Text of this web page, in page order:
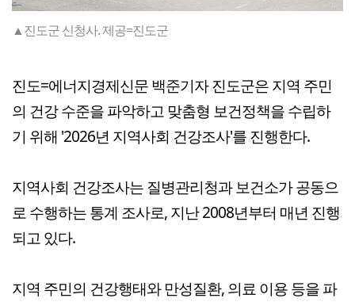
▲진도군 신청사. 제공=진도군
진도=에너지경제신문 백준기자 진도군은 지역 주민
의 건강 수준을 파악하고 맞춤형 보건정책을 수립하
기 위해 '2026년 지역사회 건강조사'를 진행한다.
지역사회 건강조사는 질병관리청과 보건소가 공동으
로 수행하는 통계 조사로, 지난 2008년부터 매년 진행
되고 있다.
지역 주민의 건강행태와 만성질환, 의료 이용 등을 파